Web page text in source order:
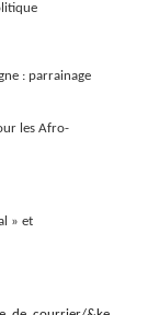
: parrainage
les Afro-
» et